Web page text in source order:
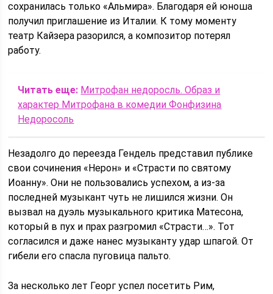
сохранилась только «Альмира». Благодаря ей юноша
получил приглашение из Италии. К тому моменту
театр Кайзера разорился, а композитор потерял
работу.
Читать еще: Митрофан недоросль. Образ и
характер Митрофана в комедии Фонфизина
Недоросоль
Незадолго до переезда Гендель представил публике
свои сочинения «Нерон» и «Страсти по святому
Иоанну». Они не пользовались успехом, а из-за
последней музыкант чуть не лишился жизни. Он
вызвал на дуэль музыкального критика Матесона,
который в пух и прах разгромил «Страсти…». Тот
согласился и даже нанес музыканту удар шпагой. От
гибели его спасла пуговица пальто.
За несколько лет Георг успел посетить Рим,